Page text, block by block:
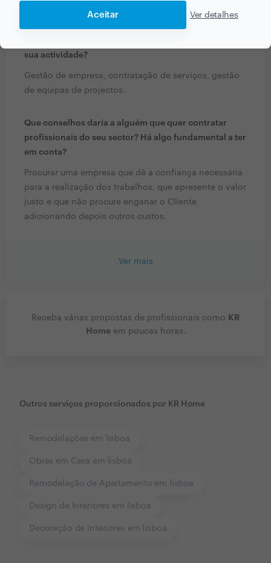
Aceitar Ver detalhes
sua actividade?
Gestão de empresa, contratação de serviços, gestão
de equipas de projectos.
Que conselhos daria a alguém que quer contratar
profissionais do seu sector? Há algo fundamental a ter
em conta?
Procurar uma empresa que dê a confiança necessária
para a realização dos trabalhos, que apresente o valor
justo e que não procure enganar o Cliente
adicionando depois outros custos.
Ver mais
Receba várias propostas de profissionais como KR
Homeem poucas horas.
Outros serviços proporcionados por KR Home
Remodelações em lisboa
Obras em Casa em lisboa
Remodelação de Apartamento em lisboa
Design de Interiores em lisboa
Decoração de Interiores em lisboa